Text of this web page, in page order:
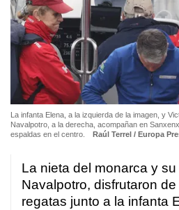
La infanta Elena, a la izquierda de la imagen, y
Navalpotro, a la derecha, acompañan en
espaldas en el centro.
Raúl Terrel / Europa
La nieta del monarca y
Navalpotro, disfrutaron
regatas junto a la infanta